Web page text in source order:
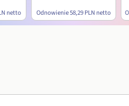
netto Odnowienie58,29 PLN netto